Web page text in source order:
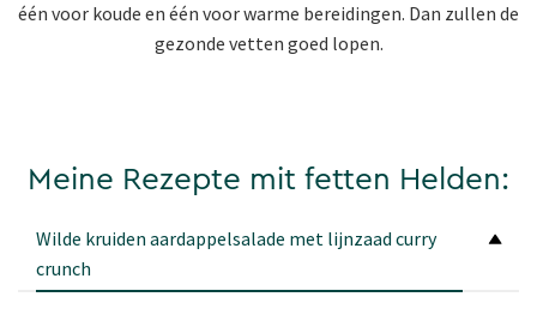
één voor koude en één voor warme bereidingen. Dan zullen de
gezonde vetten goed lopen.
Meine Rezepte mit fetten Helden:
Wilde kruiden aardappelsalade met lijnzaad curry
crunch